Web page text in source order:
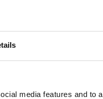
media features and to